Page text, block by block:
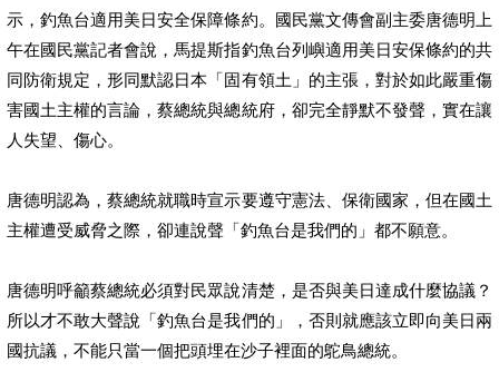
示，釣魚台適用美日安全保障條約。國民黨文傳會副主委唐德明上
午在國民黨記者會說，馬提斯指釣魚台列嶼適用美日安保條約的共
同防衛規定，形同默認日本「固有領土」的主張，對於如此嚴重傷
害國土主權的言論，蔡總統與總統府，卻完全靜默不發聲，實在讓
人失望、傷心。
唐德明認為，蔡總統就職時宣示要遵守憲法、保衛國家，但在國土
主權遭受威脅之際，卻連說聲「釣魚台是我們的」都不願意。
唐德明呼籲蔡總統必須對民眾說清楚，是否與美日達成什麼協議？
所以才不敢大聲說「釣魚台是我們的」，否則就應該立即向美日兩
國抗議，不能只當一個把頭埋在沙子裡面的鴕鳥總統。